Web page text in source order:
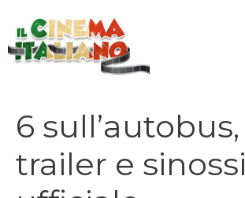
contenuto
6 sull’autobus,
trailer e sinossi